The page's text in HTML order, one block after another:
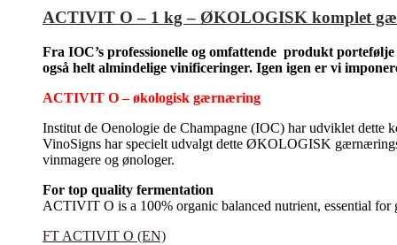
ACTIVIT O – 1 kg – ØKOLOGISK komplet
Fra IOC’s professionelle og omfattende produkt
også helt almindelige vinificeringer. Igen igen er vi
ACTIVIT O – økologisk gærnæring
Institut de Oenologie de Champagne (IOC) har udviklet
VinoSigns har specielt udvalgt dette ØKOLOGISK
vinmagere og ønologer.
For top quality fermentation
ACTIVIT O is a 100% organic balanced nutrient, essential for
FT ACTIVIT O (EN)